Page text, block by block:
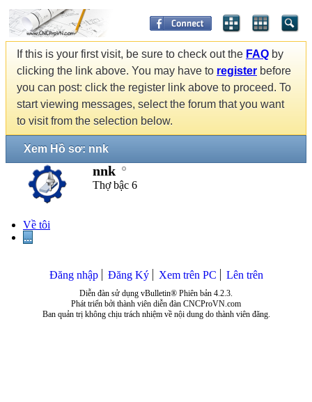
If this is your first visit, be sure to check out the FAQ by
clicking the link above. You may have to register before
you can post: click the register link above to proceed. To
start viewing messages, select the forum that you want
to visit from the selection below.
Xem Hồ sơ: nnk
nnk
Thợ bậc 6
Về tôi
...
Đăng nhập Đăng Ký Xem trên PC Lên trên
Diễn đàn sử dụng vBulletin® Phiên bản 4.2.3.
Phát triển bởi thành viên diễn đàn CNCProVN.com
Ban quản trị không chịu trách nhiệm về nội dung do thành viên đăng.